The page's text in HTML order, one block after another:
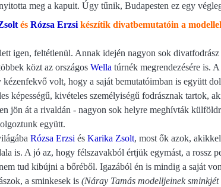
meg a kapuit. Úgy tűnik, Budapesten ez egy
és Rózsa Erzsi készítik divatbemutatóin a
igen, feltétlenül. Annak idején nagyon sok divatfodrász
közt az országos Wella túrnék megrendezésére is. A
kézenfekvő volt, hogy a saját bemutatóimban is együtt
képességű, kivételes személyiségű fodrásznak tartok,
jön át a rivaldán - nagyon sok helyre meghívták
együtt.
Rózsa Erzsi és Karika Zsolt, most ők azok,
is. A jó az, hogy félszavakból értjük egymást, a rossz
tud kibújni a bőréből. Igazából én is mindig a saját
a sminkesek is (Náray Tamás modelljeinek sminkjét